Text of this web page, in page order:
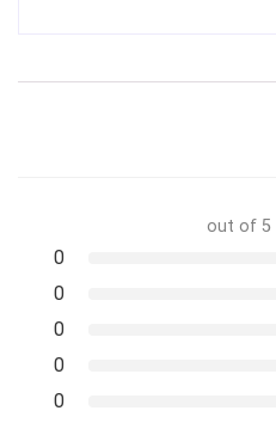
out of 5
0
0
0
0
0